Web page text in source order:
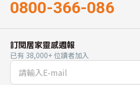
0800-366-086
訂閱居家靈感週報
已有 38,000+ 位讀者加入